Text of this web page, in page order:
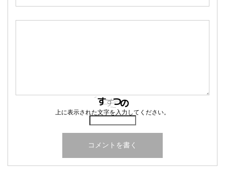
上に表示された文字を入力してください。